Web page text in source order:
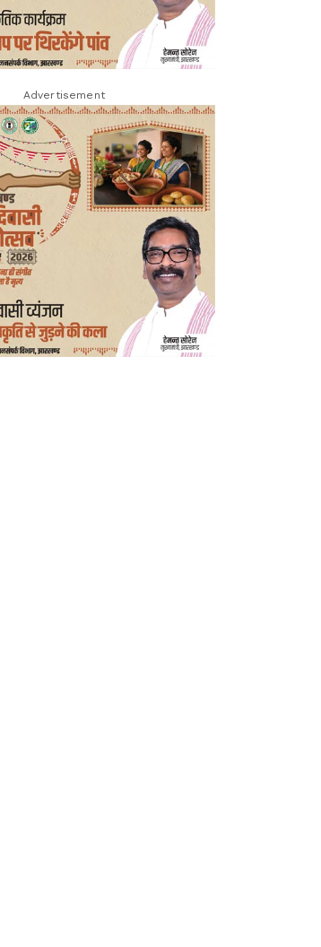
Advertisement